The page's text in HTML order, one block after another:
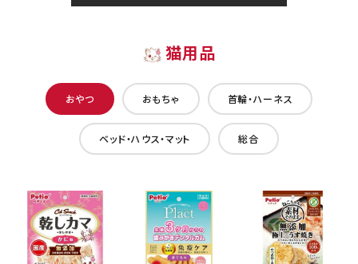
猫用品
おやつ おもちゃ 首輪・ハーネス
ベッド・ハウス・マット 総合